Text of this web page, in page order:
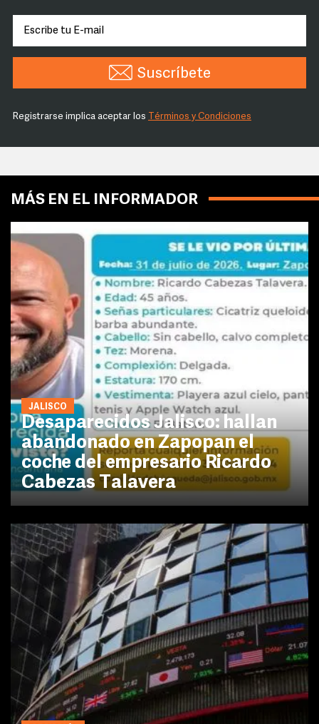
Suscríbete
Registrarse implica aceptar los Términos y Condiciones
MÁS EN EL INFORMADOR
JALISCO
Desaparecidos Jalisco: hallan
abandonado en Zapopan el
coche del empresario Ricardo
Cabezas Talavera